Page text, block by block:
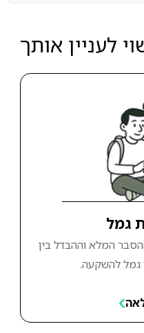
לעניין אותך
גמל
המלא וההבדל בין
גמל להשקעה.